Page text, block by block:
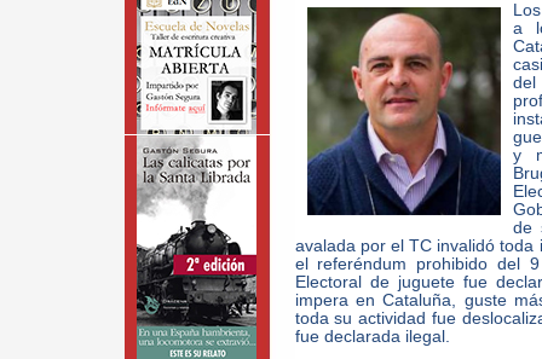
a
del
y
de
avalada por el TC invalidó
el referéndum prohibido del
Electoral de juguete fue
impera en Cataluña, guste
toda su actividad fue
fue declarada ilegal.